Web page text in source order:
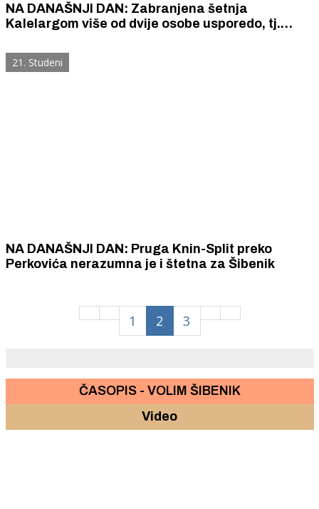
NA DANAŠNJI DAN: Zabranjena šetnja
Kalelargom više od dvije osobe usporedo, tj.
21. Studeni
NA DANAŠNJI DAN: Pruga Knin-Split preko
Perkovića nerazumna je i štetna za Šibenik
1 2 3
ČASOPIS - VOLIM ŠIBENIK
Video